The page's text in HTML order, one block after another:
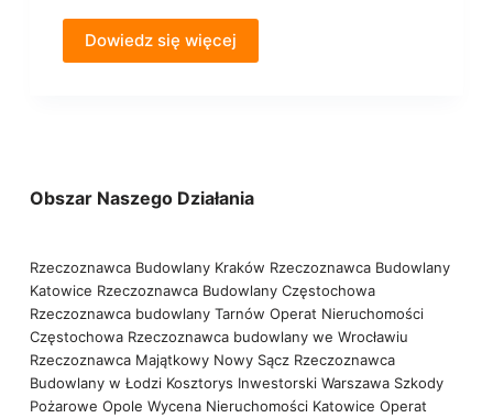
Dowiedz się więcej
Obszar Naszego Działania
Rzeczoznawca Budowlany Kraków Rzeczoznawca Budowlany
Katowice Rzeczoznawca Budowlany Częstochowa
Rzeczoznawca budowlany Tarnów Operat Nieruchomości
Częstochowa Rzeczoznawca budowlany we Wrocławiu
Rzeczoznawca Majątkowy Nowy Sącz Rzeczoznawca
Budowlany w Łodzi Kosztorys Inwestorski Warszawa Szkody
Pożarowe Opole Wycena Nieruchomości Katowice Operat